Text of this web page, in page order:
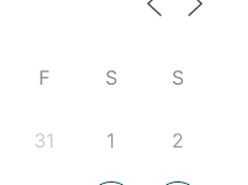
F S S
31 1 2